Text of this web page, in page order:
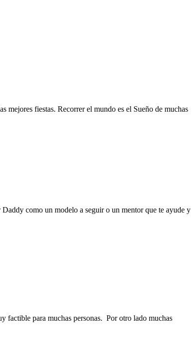
mejores fiestas. Recorrer el mundo es el Sueño de muchas
como un modelo a seguir o un mentor que te ayude y
factible para muchas personas. Por otro lado muchas